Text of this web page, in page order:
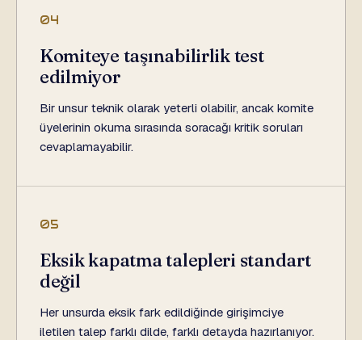
04
Komiteye taşınabilirlik test
edilmiyor
Bir unsur teknik olarak yeterli olabilir, ancak komite
üyelerinin okuma sırasında soracağı kritik soruları
cevaplamayabilir.
05
Eksik kapatma talepleri standart
değil
Her unsurda eksik fark edildiğinde girişimciye
iletilen talep farklı dilde, farklı detayda hazırlanıyor.